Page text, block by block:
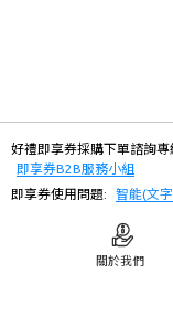
好禮即享券採購下單諮詢專
即享券B2B服務小組
即享券使用問題:
智能(文
關於我們